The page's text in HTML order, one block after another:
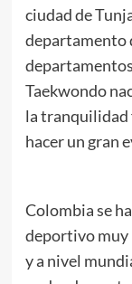
ciudad de
departamento
Taekwondo
la tranquilidad
hacer un gran
Colombia se
deportivo
y a nivel